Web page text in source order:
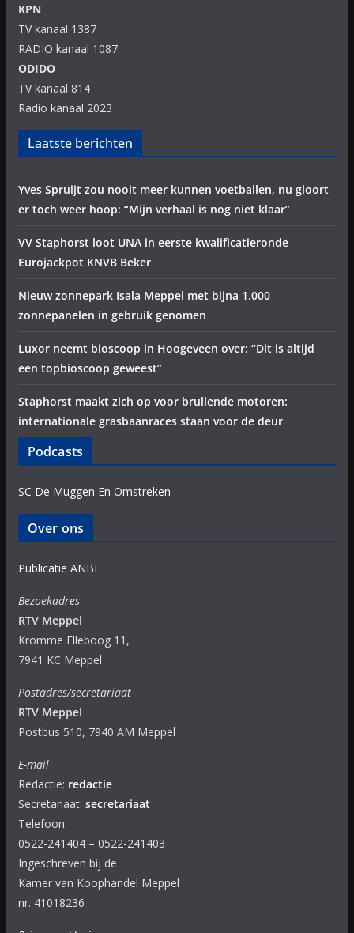
KPN
TV kanaal 1387
RADIO kanaal 1087
ODIDO
TV kanaal 814
Radio kanaal 2023
Laatste berichten
Yves Spruijt zou nooit meer kunnen voetballen, nu gloort
er toch weer hoop: “Mijn verhaal is nog niet klaar”
VV Staphorst loot UNA in eerste kwalificatieronde
Eurojackpot KNVB Beker
Nieuw zonnepark Isala Meppel met bijna 1.000
zonnepanelen in gebruik genomen
Luxor neemt bioscoop in Hoogeveen over: “Dit is altijd
een topbioscoop geweest”
Staphorst maakt zich op voor brullende motoren:
internationale grasbaanraces staan voor de deur
Podcasts
SC De Muggen En Omstreken
Over ons
Publicatie ANBI
Bezoekadres
RTV Meppel
Kromme Elleboog 11,
7941 KC Meppel
Postadres/secretariaat
RTV Meppel
Postbus 510, 7940 AM Meppel
E-mail
Redactie: redactie
Secretariaat: secretariaat
Telefoon:
0522-241404 – 0522-241403
Ingeschreven bij de
Kamer van Koophandel Meppel
nr. 41018236